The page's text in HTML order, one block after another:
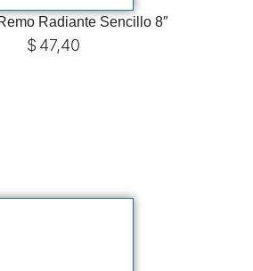
Radiante Sencillo 8″
$47,40